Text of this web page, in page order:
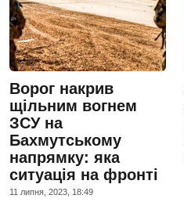
Ворог накрив
щільним вогнем
ЗСУ на
Бахмутському
напрямку: яка
ситуація на фронті
11 липня, 2023, 18:49